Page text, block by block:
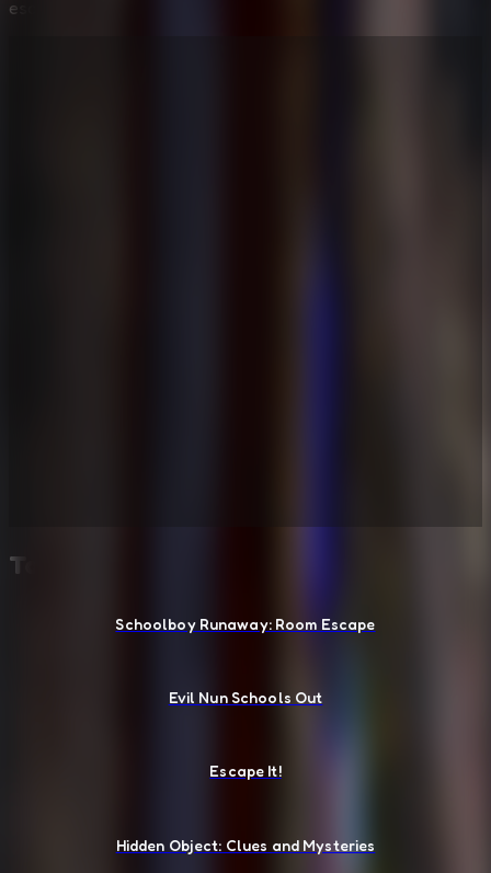
escapa antes de que Granny te atrape.
También te puede gustar
Schoolboy Runaway: Room Escape
Evil Nun Schools Out
Escape It!
Hidden Object: Clues and Mysteries